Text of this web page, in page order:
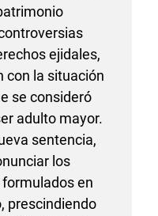
ejidales,
con la situación
se consideró
adulto mayor.
sentencia,
los
en
prescindiendo